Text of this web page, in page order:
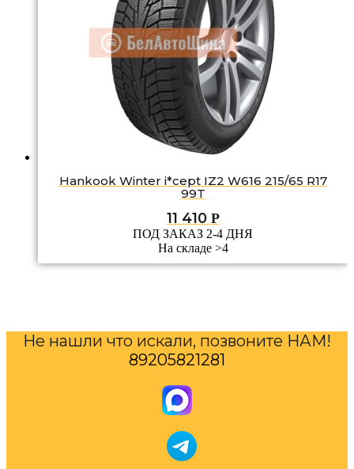
Hankook Winter i*cept IZ2 W616 215/65 R17
99T
11 410 Р
ПОД ЗАКАЗ 2-4 ДНЯ
На складе >4
Не нашли что искали, позвоните НАМ!
89205821281